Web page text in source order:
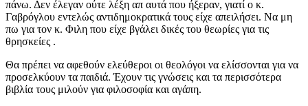
πάνω. Δεν έλεγαν ούτε λέξη απ αυτά που ήξεραν, γιατί ο κ.
Γαβρόγλου εντελώς αντιδημοκρατικά τους είχε απειλήσει. Να μη
πω για τον κ. Φιλη που είχε βγάλει δικές του θεωρίες για τις
θρησκείες .
Θα πρέπει να αφεθούν ελεύθεροι οι θεολόγοι να ελίσσονται για να
προσελκύουν τα παιδιά. Έχουν τις γνώσεις και τα περισσότερα
βιβλία τους μιλούν για φιλοσοφία και αγάπη.